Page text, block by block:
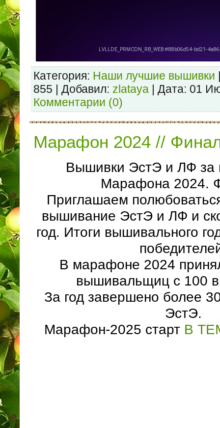
Категория: Наши лучшие вышивки
855 | Добавил: zlataya | Дата: 01
Комментарии (0)
Марафон 2024 //
Вышивки ЭстЭ и ЛФ за
Марафона 2024.
Приглашаем
вышивание ЭстЭ и ЛФ и
год. Итоги вышивального
В марафоне 2024
вышивальщиц с 100
За год завершено более
ЭстЭ.
Марафон-2025 старт В